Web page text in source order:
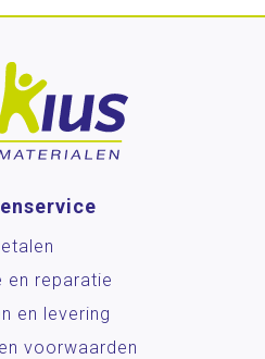
en reparatie
en levering
voorwaarden